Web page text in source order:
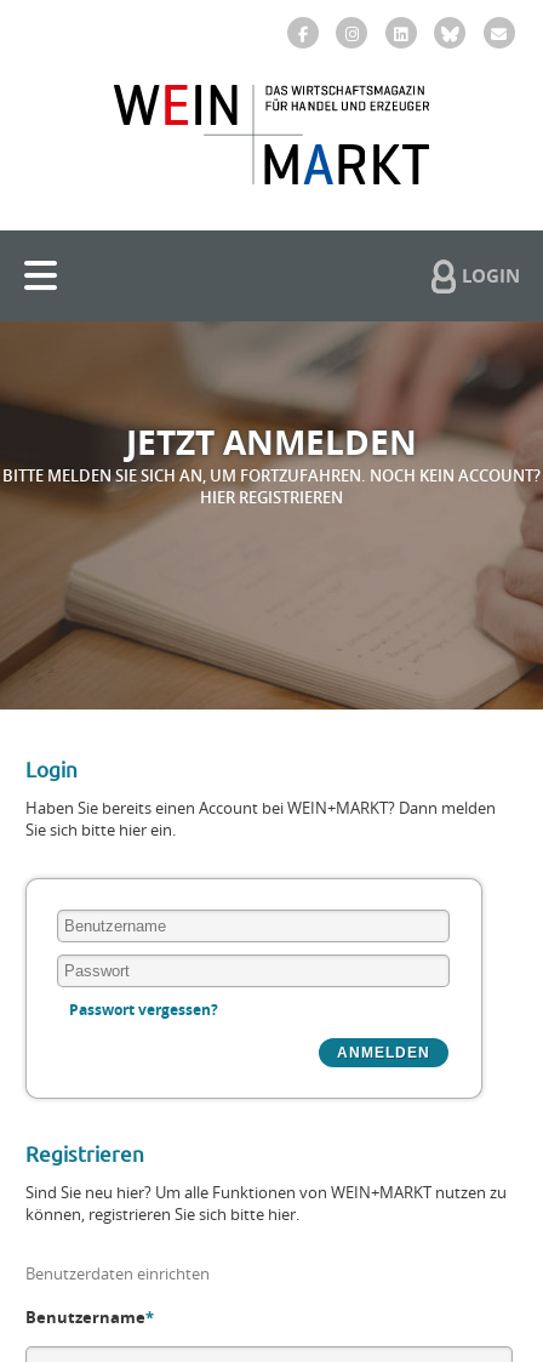
LOGIN
JETZT ANMELDEN
BITTE MELDEN SIE SICH AN, UM FORTZUFAHREN. NOCH KEIN ACCOUNT?
HIER REGISTRIEREN
Login
Haben Sie bereits einen Account bei WEIN+MARKT? Dann melden
Sie sich bitte hier ein.
Passwort vergessen?
Registrieren
Sind Sie neu hier? Um alle Funktionen von WEIN+MARKT nutzen zu
können, registrieren Sie sich bitte hier.
Benutzerdaten einrichten
Benutzername*